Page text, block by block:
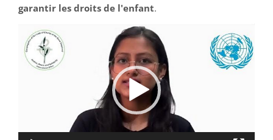
garantir les droits de l'enfant.
[Visionnez
la
déclaration
complète
le